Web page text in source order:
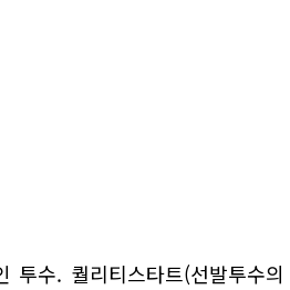
투수. 퀄리티스타트(선발투수